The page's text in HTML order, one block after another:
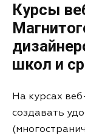
Курсы
школ и
На курсах
создавать